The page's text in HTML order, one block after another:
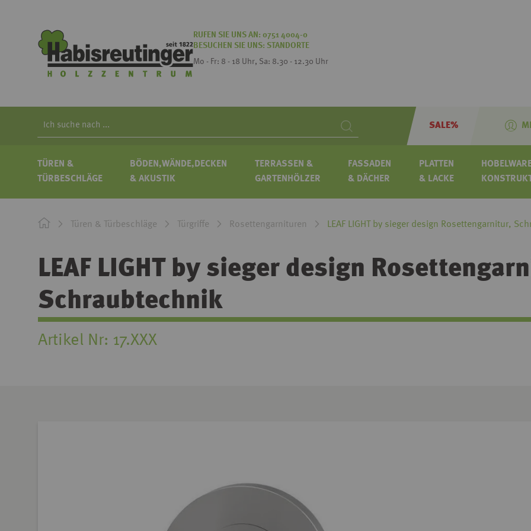
RUFEN SIE UNS AN: 0751 4004-0
BESUCHEN SIE UNS: STANDORTE
Mo - Fr: 8 - 18 Uhr, Sa: 8.30 - 12.30 Uhr
Search
SALE%
TÜREN &
TÜRBESCHLÄGE
BÖDEN,WÄNDE,DECKEN
& AKUSTIK
TERRASSEN &
GARTENHÖLZER
FASSADEN
& DÄCHER
PLATTEN
& LACKE
Türen & Türbeschläge Türgriffe Rosettengarnituren LEAF LIGHT by sieger design Rosettengarnitur,
LEAF LIGHT by sieger design
Schraubtechnik
Artikel Nr 17.XXX